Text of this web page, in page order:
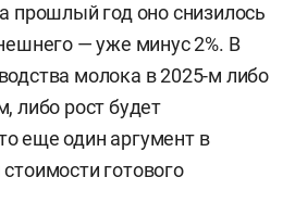
прошлый год оно снизилось
— уже минус 2%. В
молока в 2025-м либо
либо рост будет
еще один аргумент в
готового